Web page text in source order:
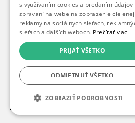
Pre partnerov
© 2010 – 2026inspirago s. r. o.
.
vyhradené.
Ochrana osobných údajov|
Ak hľadáte ponuky v češtine,
SlevaDne.cz
s využívaním cookies a predaním údajov
správaní na webe na zobrazenie cielenej
reklamy na sociálnych sieťach,
sieťach a ďalších weboch. Prečítať viac
PRIJAŤ VŠETKO
ODMIETNUŤ VŠETKO
ZOBRAZIŤ PODROBNOSTI